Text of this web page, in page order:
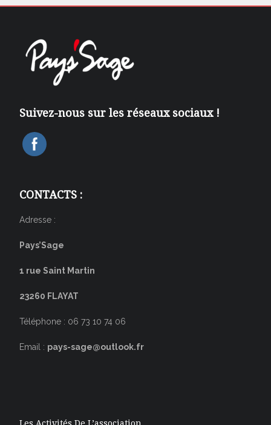
Suivez-nous sur les réseaux sociaux !
CONTACTS :
Adresse :
Pays’Sage
1 rue Saint Martin
23260 FLAYAT
Téléphone : 06 73 10 74 06
Email : pays-sage@outlook.fr